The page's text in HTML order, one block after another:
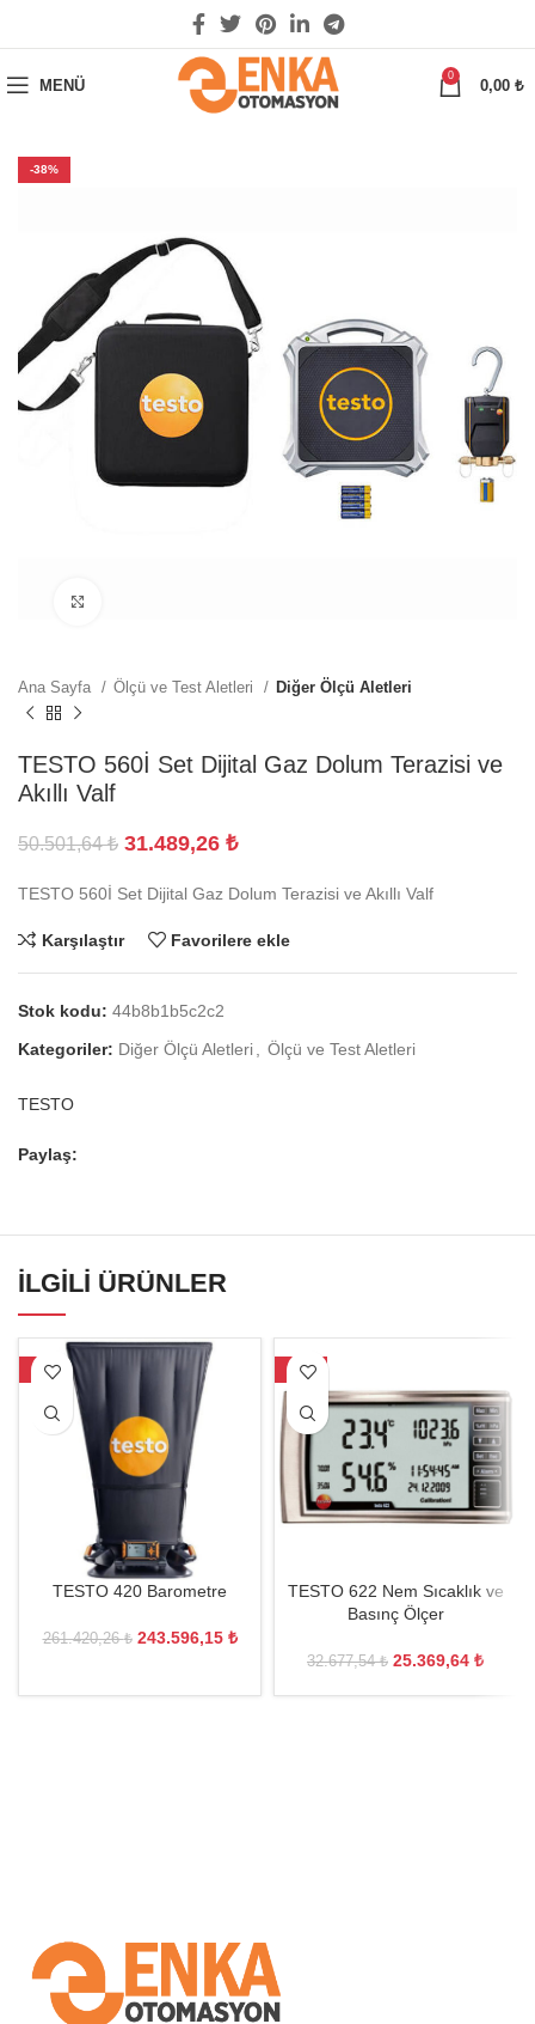
MENÜ
0
0,00 ₺
-38%
Ana Sayfa Ölçü ve Test Aletleri Diğer Ölçü Aletleri
TESTO 560İ Set Dijital Gaz Dolum Terazisi ve
Akıllı Valf
50.501,64₺ 31.489,26 ₺
TESTO 560İ Set Dijital Gaz Dolum Terazisi ve Akıllı Valf
Karşılaştır Favorilere ekle
Stok kodu: 44b8b1b5c2c2
Kategoriler: Diğer Ölçü Aletleri Ölçü ve Test Aletleri
TESTO
Paylaş:
İLGILI ÜRÜNLER
-7%
TESTO 420 Barometre
261.420,26₺ 243.596,15 ₺
-22%
TESTO 622 Nem Sıcaklık ve
Basınç Ölçer
32.677,54₺ 25.369,64 ₺